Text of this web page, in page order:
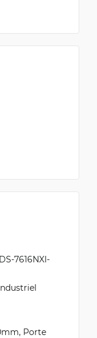
7616NXI-
Porte